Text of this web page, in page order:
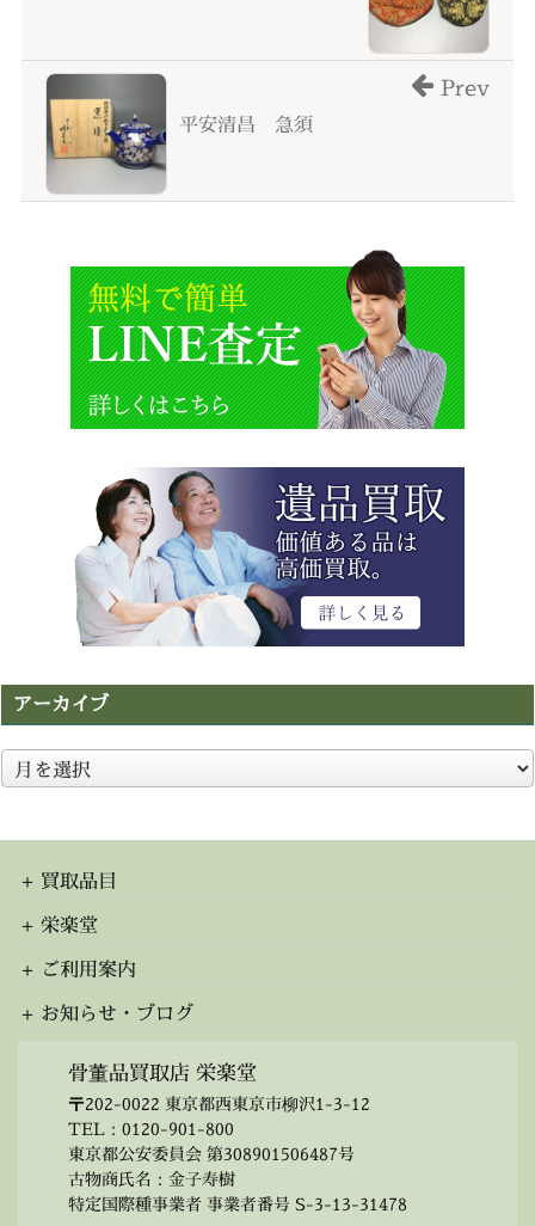
平安清昌 急須
Prev
アーカイブ
ア
ー
イ
買取品目
栄楽堂
ご利用案内
お知らせ・ブログ
骨董品買取店 栄楽堂
〒202-0022 東京都西東京市柳沢1-3-12
TEL： 0120-901-800
東京都公安委員会 第308901506487号
古物商氏名：金子寿樹
特定国際種事業者 事業者番号 S-3-13-31478